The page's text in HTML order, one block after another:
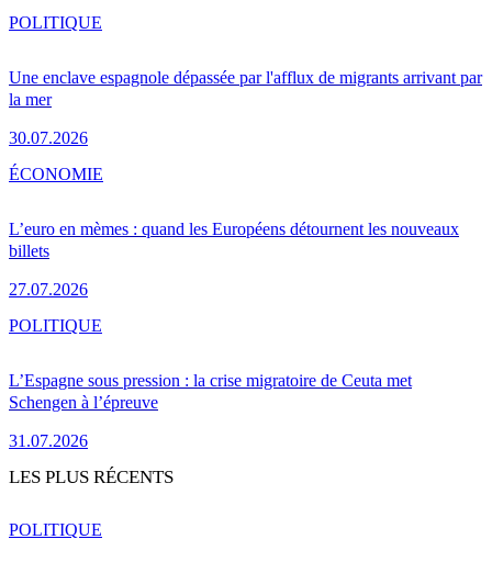
Une enclave espagnole dépassée par l'afflux de migrants arrivant par
la mer
30.07.2026
POLITIQUE
L’euro en mèmes : quand les Européens détournent les nouveaux
billets
27.07.2026
ÉCONOMIE
L’Espagne sous pression : la crise migratoire de Ceuta met
Schengen à l’épreuve
31.07.2026
POLITIQUE
LES PLUS RÉCENTS
POLITIQUE